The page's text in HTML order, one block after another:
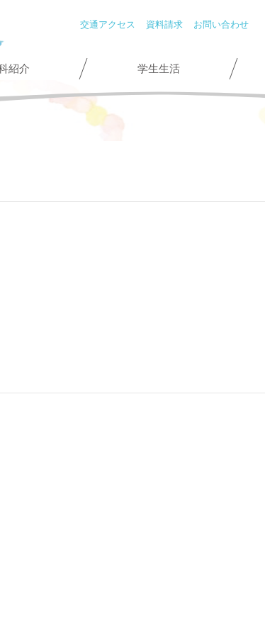
交通アクセス 資料請求 お問い合わせ
紹介 学生生活